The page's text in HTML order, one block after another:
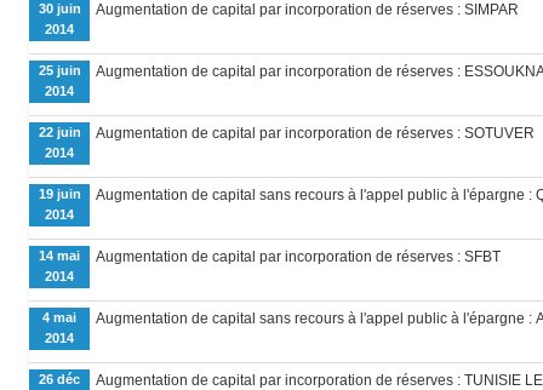
30 juin
2014
Augmentation de capital par incorporation de réserves : SIMPAR
25 juin
2014
Augmentation de capital par incorporation de réserves :
22 juin
2014
Augmentation de capital par incorporation de réserves : SOTUVER
19 juin
2014
Augmentation de capital sans recours à l'appel public à l'épargne :
14 mai
2014
Augmentation de capital par incorporation de réserves : SFBT
4 mai
2014
Augmentation de capital sans recours à l'appel public à l'épargne :
26 déc
Augmentation de capital par incorporation de réserves : TUNISIE